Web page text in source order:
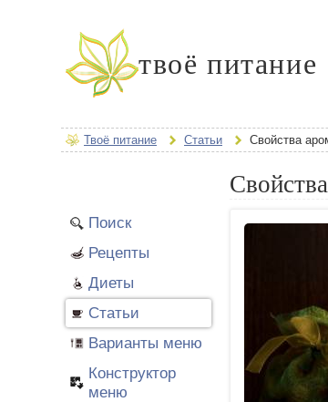
твоё питание
Твоё питание Статьи Свойства
Поиск
Рецепты
Диеты
Статьи
Варианты меню
Конструктор
меню